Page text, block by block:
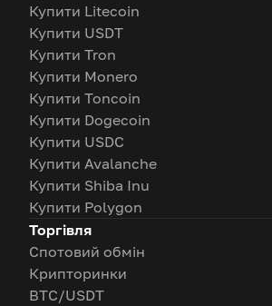
Купити Litecoin
Купити USDT
Купити Tron
Купити Monero
Купити Toncoin
Купити Dogecoin
Купити USDC
Купити Avalanche
Купити Shiba Inu
Купити Polygon
Торгівля
Спотовий обмін
Крипторинки
BTC/USDT